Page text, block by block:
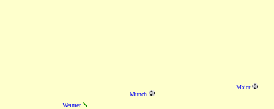
Münch
Maier
Weimer